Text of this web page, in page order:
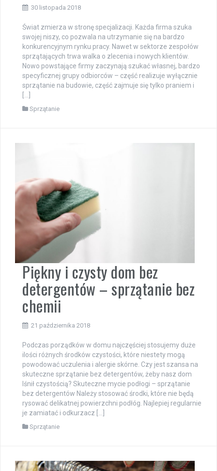
30 listopada 2018
Świat zmierza w stronę specjalizacji. Każda firma szuka
swojej niszy, co pozwala na utrzymanie się na bardzo
konkurencyjnym rynku pracy. Nawet w sektorze zespołów
sprzątających trwa walka o zlecenia i nowych klientów.
Nowo powstające firmy zaczynają szukać własnej, bardzo
specyficznej grupy odbiorców – część realizuje wyłącznie
sprzątanie na budowie, część zajmuje się tylko praniem i
[…]
Sprzątanie
Piękny i czysty dom bez
detergentów – sprzątanie bez
chemii
21 października 2018
Podczas porządków w domu najczęściej stosujemy duże
ilości różnych środków czystości, które niestety mogą
powodować uczulenia i alergie skórne. Czy jest szansa na
skuteczne sprzątanie bez detergentów, żeby nasz dom
lśnił czystością? Skuteczne mycie podłogi – sprzątanie
bez detergentów Należy stosować środki, które nie będą
rysować delikatnej powierzchni podłóg. Najlepiej regularnie
je zamiatać i odkurzacz […]
Sprzątanie